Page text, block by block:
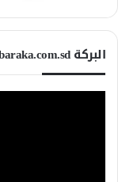
البركة www.albaraka.com.sd